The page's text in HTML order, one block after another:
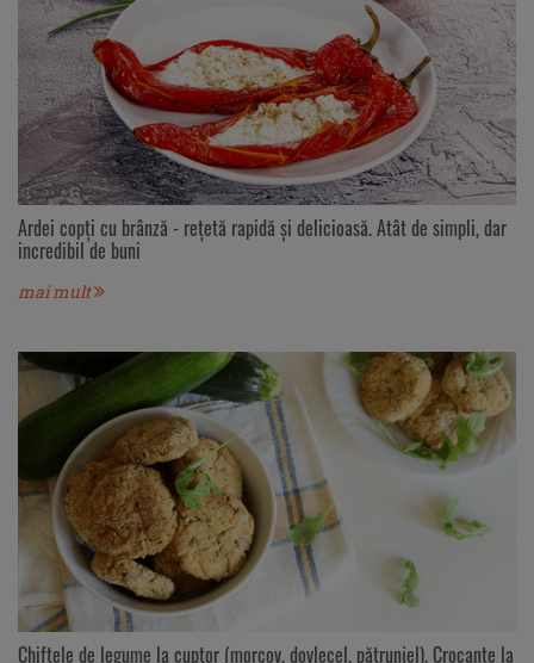
Ardei copți cu brânză - rețetă rapidă și delicioasă. Atât de simpli, dar
incredibil de buni
mai mult
Chiftele de legume la cuptor (morcov, dovlecel, pătrunjel). Crocante la